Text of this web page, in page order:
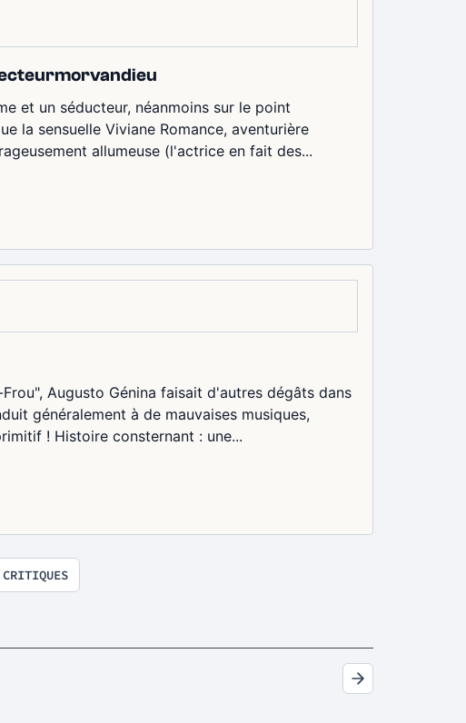
et un séducteur, néanmoins sur le point
la sensuelle Viviane Romance, aventurière
allumeuse (l'actrice en fait des...
Augusto Génina faisait d'autres dégâts dans
généralement à de mauvaises musiques,
! Histoire consternant : une...